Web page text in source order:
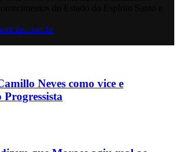
Neves como vice e